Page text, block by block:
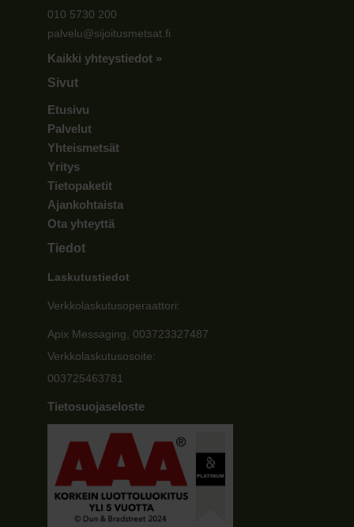
010 5730 200
palvelu@sijoitusmetsat.fi
Kaikki yhteystiedot »
Sivut
Etusivu
Palvelut
Yhteismetsät
Yritys
Tietopaketit
Ajankohtaista
Ota yhteyttä
Tiedot
Laskutustiedot
Verkkolaskutusoperaattori:
Apix Messaging, 003723327487
Verkkolaskutusosoite:
003725463781
Tietosuojaseloste